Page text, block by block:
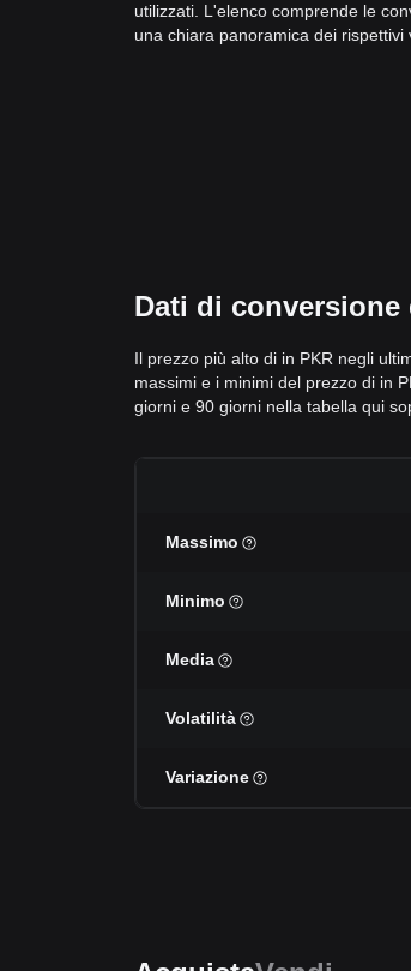
utilizzati. L'elenco comprende le
una chiara panoramica dei rispettivi
Dati di conversione
Il prezzo più alto di in PKR negli
massimi e i minimi del prezzo di in
giorni e 90 giorni nella tabella qui
Massimo
Minimo
Media
Volatilità
Variazione